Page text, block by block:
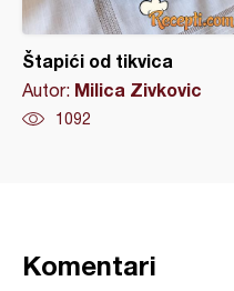
Štapići od tikvica
Autor: Milica Zivkovic
1092
Komentari